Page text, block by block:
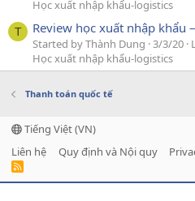
Học xuất nhập khẩu-logistics
T Review học xuất nhập khẩu
Started by Thành Dung 3/3/20
Học xuất nhập khẩu-logistics
Thanh toán quốc tế
Tiếng Việt (VN)
Liên hệ
Quy định và Nội quy
R